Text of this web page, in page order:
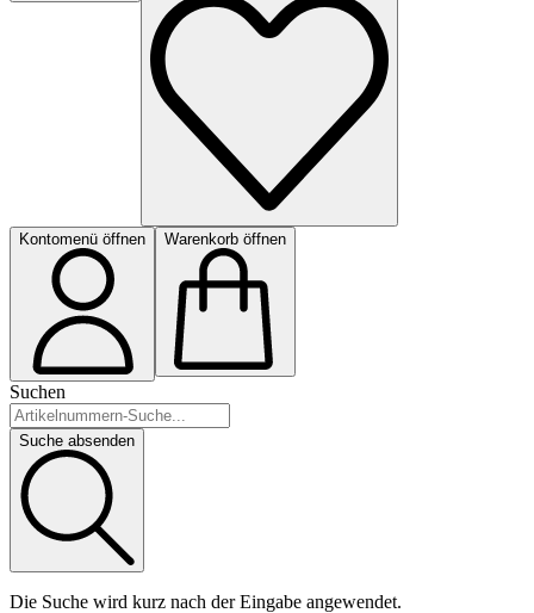
Kontomenü öffnen Warenkorb öffnen
Suchen
Suche absenden
Die Suche wird kurz nach der Eingabe angewendet.